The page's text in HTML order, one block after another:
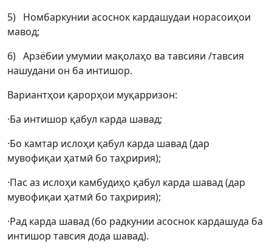
5) Номбаркунии асоснок кардашудаи норасоиҳои
мавод;
6) Арзёбии умумии мақолаҳо ва тавсияи /тавсия
нашудани он ба интишор.
Вариантҳои қарорҳои муқарризон:
·Ба интишор қабул карда шавад;
·Бо камтар ислоҳи қабул карда шавад (дар
мувофиқаи ҳатмӣ бо таҳририя);
·Пас аз ислоҳи камбудиҳо қабул карда шавад (дар
мувофиқаи ҳатмӣ бо таҳририя);
·Рад карда шавад (бо радкунии асоснок кардашуда ба
интишор тавсия дода шавад).